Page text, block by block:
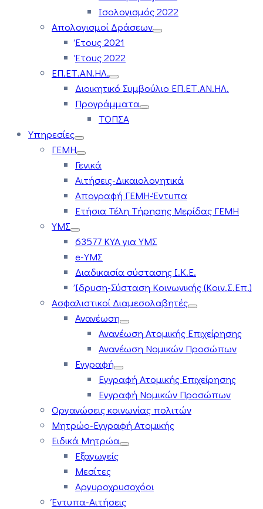
Ισολογισμός 2022
Απολογισμοί Δράσεων
Έτους 2021
Έτους 2022
ΕΠ.ΕΤ.ΑΝ.ΗΛ.
Διοικητικό Συμβούλιο ΕΠ.ΕΤ.ΑΝ.ΗΛ.
Προγράμματα
ΤΟΠΣΑ
Υπηρεσίες
ΓΕΜΗ
Γενικά
Αιτήσεις-Δικαιολογητικά
Απογραφή ΓΕΜΗ-Έντυπα
Ετήσια Τέλη Τήρησης Μερίδας ΓΕΜΗ
ΥΜΣ
63577 ΚΥΑ για ΥΜΣ
e-ΥΜΣ
Διαδικασία σύστασης Ι.Κ.Ε.
Ίδρυση-Σύσταση Κοινωνικής (Κοιν.Σ.Επ.)
Ασφαλιστικοί Διαμεσολαβητές
Ανανέωση
Ανανέωση Ατομικής Επιχείρησης
Ανανέωση Νομικών Προσώπων
Εγγραφή
Εγγραφή Ατομικής Επιχείρησης
Εγγραφή Νομικών Προσώπων
Οργανώσεις κοινωνίας πολιτών
Μητρώο-Εγγραφή Ατομικής
Ειδικά Μητρώα
Εξαγωγείς
Μεσίτες
Αργυροχρυσοχόοι
Έντυπα-Αιτήσεις